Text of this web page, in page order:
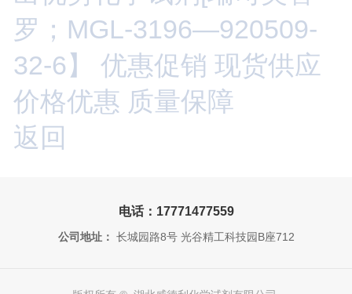
罗；MGL-3196—920509-
32-6】 优惠促销 现货供应
价格优惠 质量保障
返回
电话：17771477559
公司地址： 长城园路8号 光谷精工科技园B座712